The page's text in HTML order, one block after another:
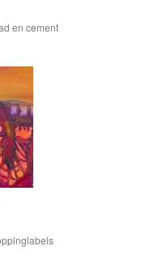
en cement